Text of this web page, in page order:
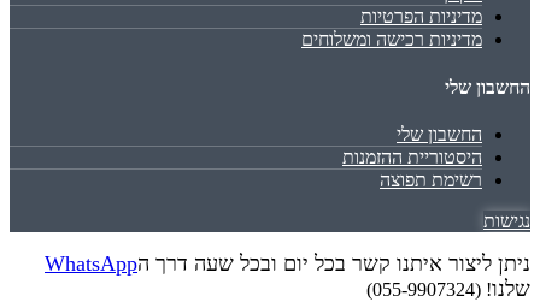
מדיניות הפרטיות
מדיניות רכישה ומשלוחים
החשבון שלי
החשבון שלי
היסטוריית ההזמנות
רשימת תפוצה
נגישות
ניתן ליצור איתנו קשר בכל יום ובכל שעה דרך הWhatsApp
שלנו! (055-9907324)